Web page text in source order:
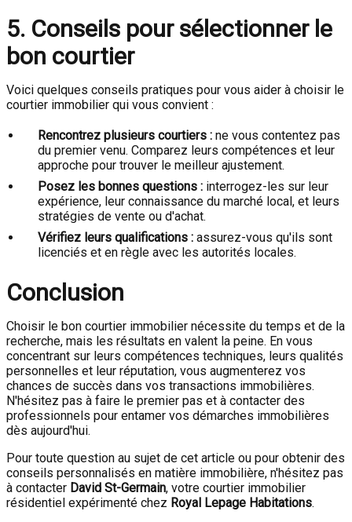
5. Conseils pour sélectionner le
bon courtier
Voici quelques conseils pratiques pour vous aider à choisir le
courtier immobilier qui vous convient :
Rencontrez plusieurs courtiers : ne vous contentez pas
du premier venu. Comparez leurs compétences et leur
approche pour trouver le meilleur ajustement.
Posez les bonnes questions : interrogez-les sur leur
expérience, leur connaissance du marché local, et leurs
stratégies de vente ou d'achat.
Vérifiez leurs qualifications : assurez-vous qu'ils sont
licenciés et en règle avec les autorités locales.
Conclusion
Choisir le bon courtier immobilier nécessite du temps et de la
recherche, mais les résultats en valent la peine. En vous
concentrant sur leurs compétences techniques, leurs qualités
personnelles et leur réputation, vous augmenterez vos
chances de succès dans vos transactions immobilières.
N'hésitez pas à faire le premier pas et à contacter des
professionnels pour entamer vos démarches immobilières
dès aujourd'hui.
Pour toute question au sujet de cet article ou pour obtenir des
conseils personnalisés en matière immobilière, n'hésitez pas
à contacter David St-Germain, votre courtier immobilier
résidentiel expérimenté chez Royal Lepage Habitations.